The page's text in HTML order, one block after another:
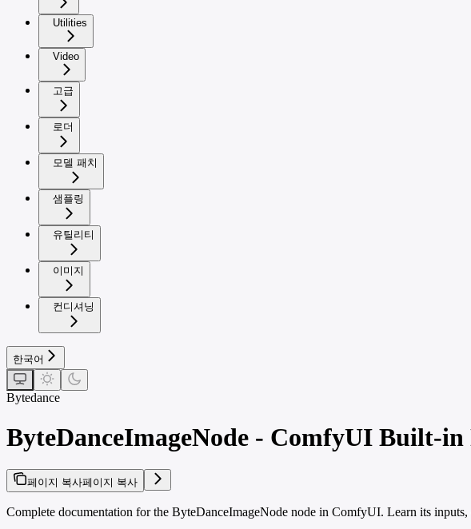
Utilities
Video
고급
로더
모델 패치
샘플링
유틸리티
이미지
컨디셔닝
한국어
Bytedance
ByteDanceImageNode - ComfyUI Built-in
페이지 복사페이지 복사
Complete documentation for the ByteDanceImageNode node in ComfyUI. Learn its inputs,